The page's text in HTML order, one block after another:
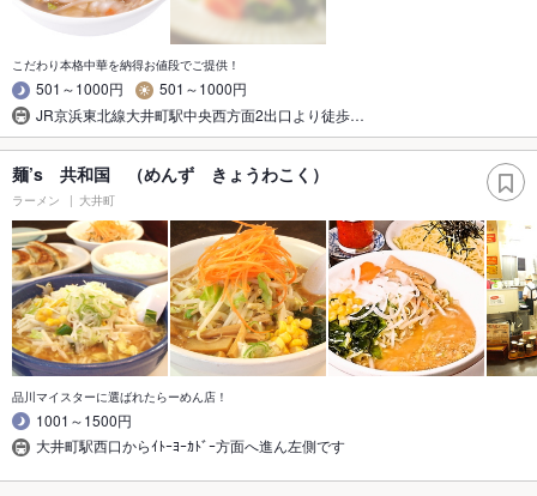
こだわり本格中華を納得お値段でご提供！
501～1000円
501～1000円
JR京浜東北線大井町駅中央西方面2出口より徒歩…
麺’s 共和国 （めんず きょうわこく）
ラーメン 大井町
品川マイスターに選ばれたらーめん店！
1001～1500円
大井町駅西口からｲﾄｰﾖｰｶﾄﾞｰ方面へ進ん左側です